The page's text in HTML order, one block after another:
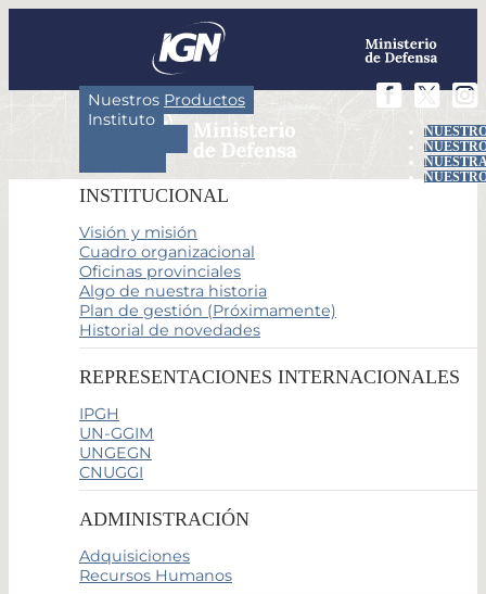
Nuestros Productos
Instituto
INSTITUCIONAL
Visión y misión
Cuadro organizacional
Oficinas provinciales
Algo de nuestra historia
Plan de gestión (Próximamente)
Historial de novedades
REPRESENTACIONES INTERNACIONALES
IPGH
UN-GGIM
UNGEGN
CNUGGI
ADMINISTRACIÓN
Adquisiciones
Recursos Humanos